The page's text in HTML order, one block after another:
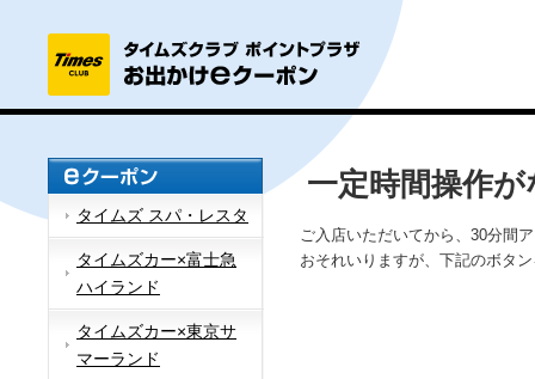
タイムズ スパ・レスタ
タイムズカー×富士急
ハイランド
タイムズカー×東京サ
マーランド
一定時間操作
ご入店いただいてから、30分間
おそれいりますが、下記のボタ